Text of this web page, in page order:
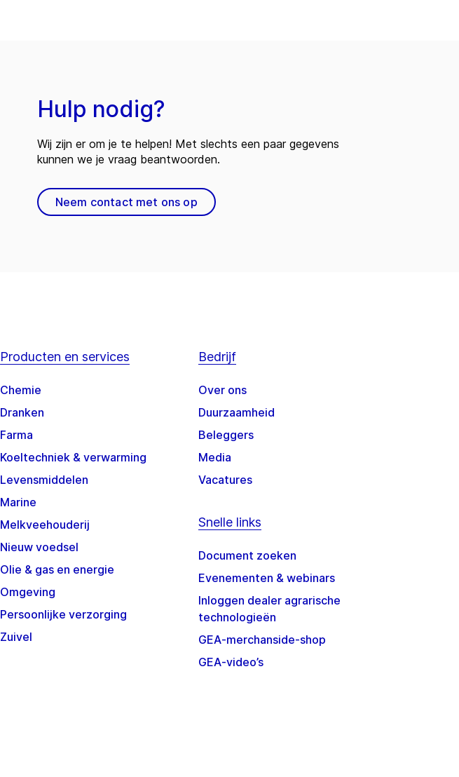
Hulp nodig?
Wij zijn er om je te helpen! Met slechts een paar gegevens
kunnen we je vraag beantwoorden.
Neem contact met ons op
Producten en services
Chemie
Dranken
Farma
Koeltechniek & verwarming
Levensmiddelen
Marine
Melkveehouderij
Nieuw voedsel
Olie & gas en energie
Omgeving
Persoonlijke verzorging
Zuivel
Bedrijf
Over ons
Duurzaamheid
Beleggers
Media
Vacatures
Snelle links
Document zoeken
Evenementen & webinars
Inloggen dealer agrarische
technologieën
GEA-merchanside-shop
GEA-video’s